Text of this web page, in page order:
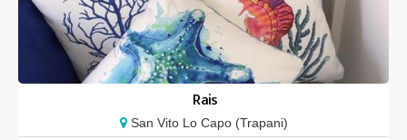
Rais
San Vito Lo Capo (Trapani)